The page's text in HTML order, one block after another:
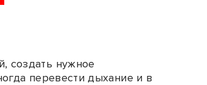
создать нужное
перевести дыхание и в